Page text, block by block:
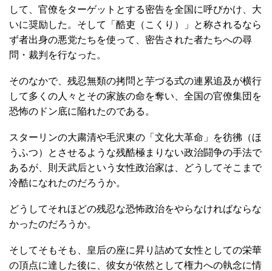
して、官僚をターゲットとする密告を全国に呼びかけ、大
いに奨励した。そして「酷吏（こくり）」と称されるなら
ず者出身の悪党たちを使って、密告された者たちへの尋
問・裁判を行なった。
そのなかで、残忍無類の拷問と芋づる式の連累追及が横行
して多くの人々とその家族の命を奪い、全国の官僚集団を
恐怖のドン底に陥れたのである。
スターリンの大粛清や毛沢東の「文化大革命」を彷彿（ほ
うふつ）とさせるような残酷極まりない政治闘争の手法で
あるが、則天武后という女性政治家は、どうしてそこまで
冷酷になれたのだろうか。
どうしてそれほどの残忍な恐怖政治をやらなければならな
かったのだろうか。
そしてそもそも、皇后の座に昇り詰めて女性としての栄華
の頂点に達した後に、彼女が依然として権力への執念に情